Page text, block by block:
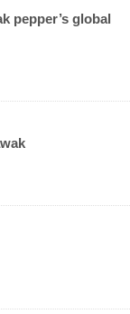
pepper’s global